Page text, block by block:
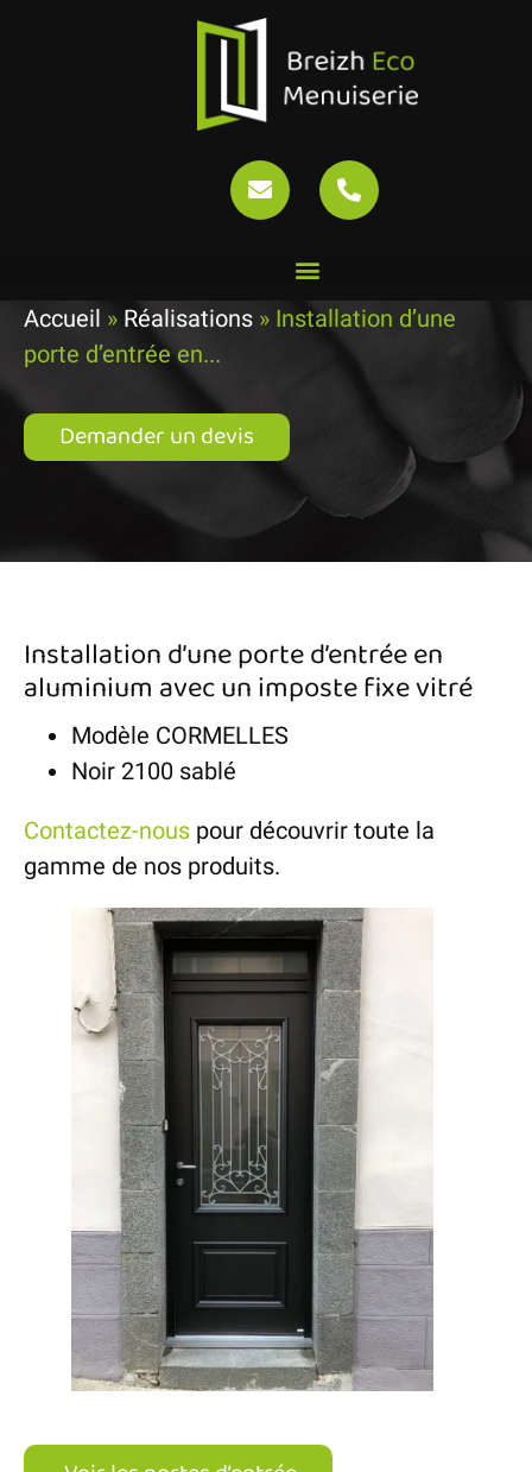
Installation d’une porte
d’entrée en aluminium à
Accueil » Réalisations » Installation d’une
porte d’entrée en...
Demander un devis
Installation d’une porte d’entrée en
aluminium avec un imposte fixe vitré
Modèle CORMELLES
Noir 2100 sablé
Contactez-nous pour découvrir toute la
gamme de nos produits.